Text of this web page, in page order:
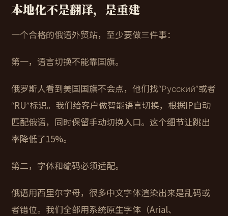
本地化不是翻译，是重建
一个合格的俄语外贸站，至少要做三件事：
第一，语言切换不能靠国旗。
俄罗斯人看到美国国旗不会点，他们找“Русский”或者
“RU”标识。我们给客户做智能语言切换，根据IP自动
匹配俄语，同时保留手动切换入口。这个细节让跳出
率降低了15%。
第二，字体和编码必须适配。
俄语用西里尔字母，很多中文字体渲染出来是乱码或
者错位。我们全部用系统原生字体（Arial、